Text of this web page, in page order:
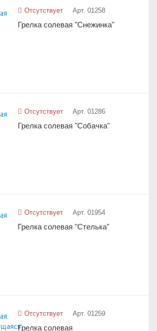
Отсутствует Арт. 01258
Грелка солевая "Снежинка"
Отсутствует Арт. 01286
Грелка солевая "Собачка"
Отсутствует Арт. 01954
Грелка солевая "Стелька"
Отсутствует Арт. 01259
Грелка солевая